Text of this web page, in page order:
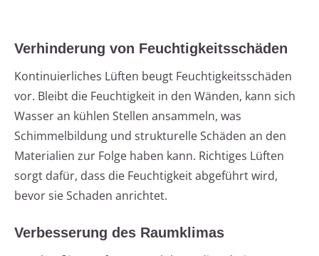
Verhinderung von Feuchtigkeitsschäden
Kontinuierliches Lüften beugt Feuchtigkeitsschäden
vor. Bleibt die Feuchtigkeit in den Wänden, kann sich
Wasser an kühlen Stellen ansammeln, was
Schimmelbildung und strukturelle Schäden an den
Materialien zur Folge haben kann. Richtiges Lüften
sorgt dafür, dass die Feuchtigkeit abgeführt wird,
bevor sie Schaden anrichtet.
Verbesserung des Raumklimas